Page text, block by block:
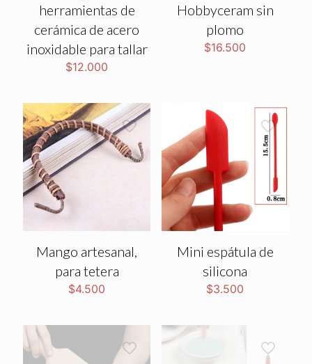
herramientas de
cerámica de acero
inoxidable para tallar
$12.000
Hobbyceram sin
plomo
$16.500
Mango artesanal,
para tetera
$4.500
Mini espátula de
silicona
$3.500